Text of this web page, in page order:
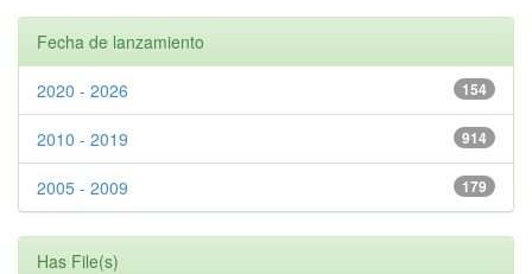
Fecha de lanzamiento
154
2020 - 2026
914
2010 - 2019
179
2005 - 2009
Has File(s)